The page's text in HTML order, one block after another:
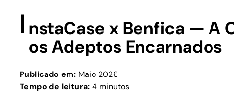
I nstaCase x Benfica — A
os Adeptos Encarnados
Publicado em: Maio 2026
Tempo de leitura: 4 minutos